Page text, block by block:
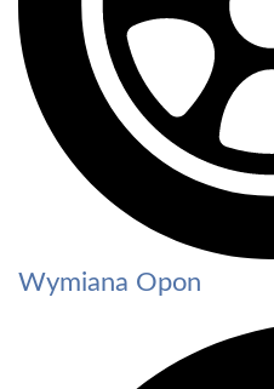
Wymiana Opon